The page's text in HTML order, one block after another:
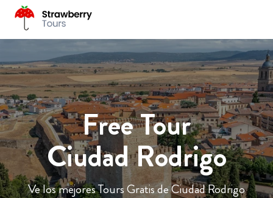
Free Tour
Ciudad Rodrigo
Ve los mejores Tours Gratis de Ciudad Rodrigo